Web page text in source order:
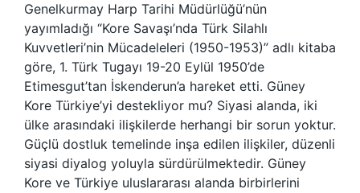
Genelkurmay Harp Tarihi Müdürlüğü’nün
yayımladığı “Kore Savaşı’nda Türk Silahlı
Kuvvetleri’nin Mücadeleleri (1950-1953)” adlı kitaba
göre, 1. Türk Tugayı 19-20 Eylül 1950’de
Etimesgut’tan İskenderun’a hareket etti. Güney
Kore Türkiye’yi destekliyor mu? Siyasi alanda, iki
ülke arasındaki ilişkilerde herhangi bir sorun yoktur.
Güçlü dostluk temelinde inşa edilen ilişkiler, düzenli
siyasi diyalog yoluyla sürdürülmektedir. Güney
Kore ve Türkiye uluslararası alanda birbirlerini